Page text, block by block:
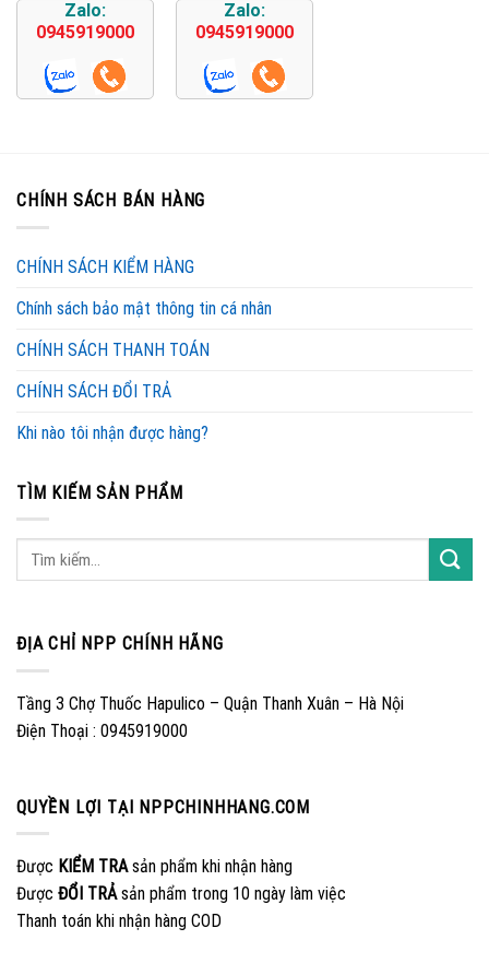
Zalo:
0945919000
Zalo:
0945919000
CHÍNH SÁCH BÁN HÀNG
CHÍNH SÁCH KIỂM HÀNG
Chính sách bảo mật thông tin cá nhân
CHÍNH SÁCH THANH TOÁN
CHÍNH SÁCH ĐỔI TRẢ
Khi nào tôi nhận được hàng?
TÌM KIẾM SẢN PHẨM
ĐỊA CHỈ NPP CHÍNH HÃNG
Tầng 3 Chợ Thuốc Hapulico – Quận Thanh Xuân – Hà Nội
Điện Thoại : 0945919000
QUYỀN LỢI TẠI NPPCHINHHANG.COM
Được KIỂM TRAsản phẩm khi nhận hàng
Được ĐỔI TRẢsản phẩm trong 10 ngày làm việc
Thanh toán khi nhận hàng COD